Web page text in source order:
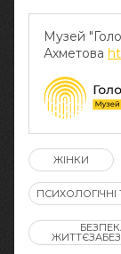
Музей
Ахметова
ЖІНКИ
ПСИХОЛОГІЧНІ